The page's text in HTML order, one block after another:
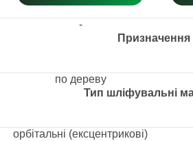
Призначення
Тип шліфувальні
-
по дереву
орбітальні (ексцентрикові)